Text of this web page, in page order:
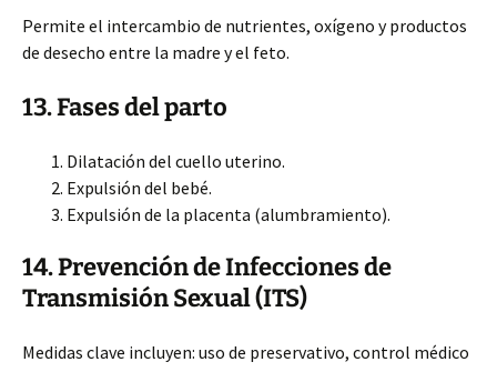
Permite el intercambio de nutrientes, oxígeno y productos
de desecho entre la madre y el feto.
13. Fases del parto
Dilatación del cuello uterino.
Expulsión del bebé.
Expulsión de la placenta (alumbramiento).
14. Prevención de Infecciones de
Transmisión Sexual (ITS)
Medidas clave incluyen: uso de preservativo, control médico